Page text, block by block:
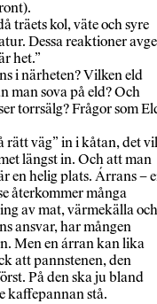
träets kol, väte och syre
Dessa reaktioner
het.”
i närheten? Vilken eld
man sova på eld? Och
torrsälg? Frågor som
rätt väg” in i kåtan, det
längst in. Och att man
en helig plats. Árrans –
återkommer många
av mat, värmekälla och
ansvar, har mången
Men en árran kan lika
att pannstenen, den
På den ska ju bland
kaffepannan stå.